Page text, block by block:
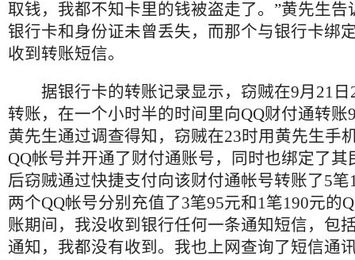
取钱，我都不知卡里的钱被盗走了。”黄先生告
银行卡和身份证未曾丢失，而那个与银行卡绑
收到转账短信。
据银行卡的转账记录显示，窃贼在9月21日
转账，在一个小时半的时间里向QQ财付通转账
黄先生通过调查得知，窃贼在23时用黄先生手
QQ帐号并开通了财付通账号，同时也绑定了其
后窃贼通过快捷支付向该财付通帐号转账了5笔
两个QQ帐号分别充值了3笔95元和1笔190元的
账期间，我没收到银行任何一条通知短信，包
通知，我都没有收到。我也上网查询了短信通